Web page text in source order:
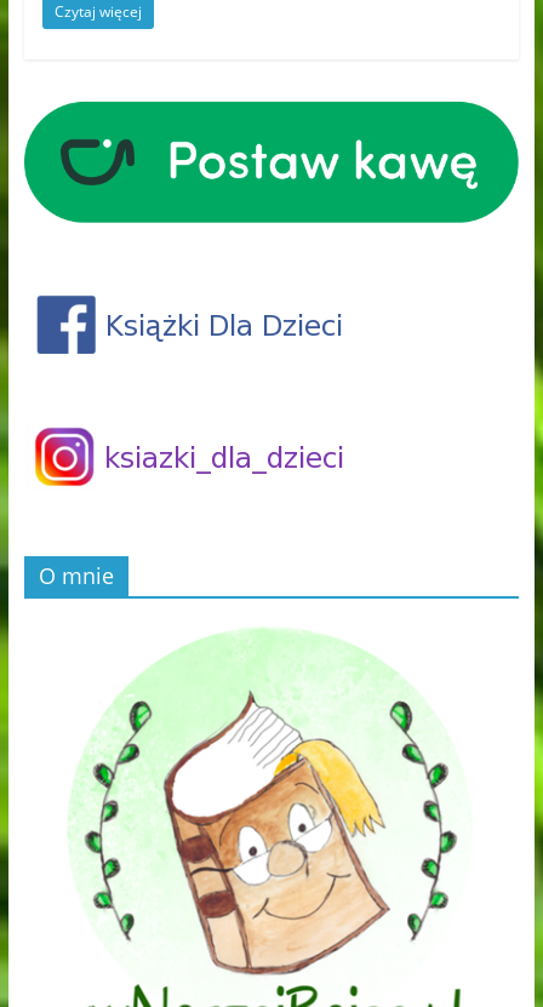
Czytaj więcej
O mnie